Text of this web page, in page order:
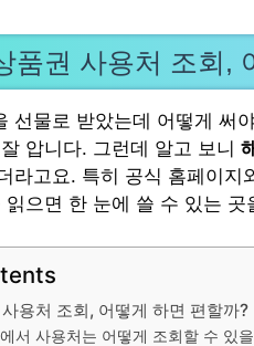
품권 사용처 조회,
선물로 받았는데 어떻게 써
압니다. 그런데 알고 보니
라고요. 특히 공식 홈페이
으면 한 눈에 쓸 수 있는
용처 조회, 어떻게 하면 편할까?
서 사용처는 어떻게 조회할 수 있